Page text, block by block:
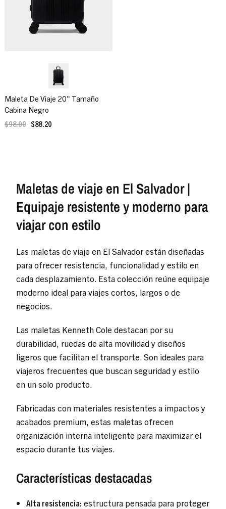
Maleta De Viaje 20" Tamaño
Cabina Negro
$98.00 $88.20
Maletas de viaje en El Salvador |
Equipaje resistente y moderno para
viajar con estilo
Las maletas de viaje en El Salvador están diseñadas
para ofrecer resistencia, funcionalidad y estilo en
cada desplazamiento. Esta colección reúne equipaje
moderno ideal para viajes cortos, largos o de
negocios.
Las maletas Kenneth Cole destacan por su
durabilidad, ruedas de alta movilidad y diseños
ligeros que facilitan el transporte. Son ideales para
viajeros frecuentes que buscan seguridad y estilo
en un solo producto.
Fabricadas con materiales resistentes a impactos y
acabados premium, estas maletas ofrecen
organización interna inteligente para maximizar el
espacio durante tus viajes.
Características destacadas
Alta resistencia: estructura pensada para proteger